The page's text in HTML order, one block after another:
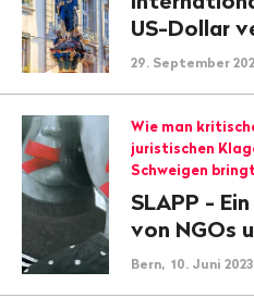
US-Dollar
29. September
Wie man
juristischen
Schweigen bringt
SLAPP -
von NGOs
Bern, 10. Juni 2023